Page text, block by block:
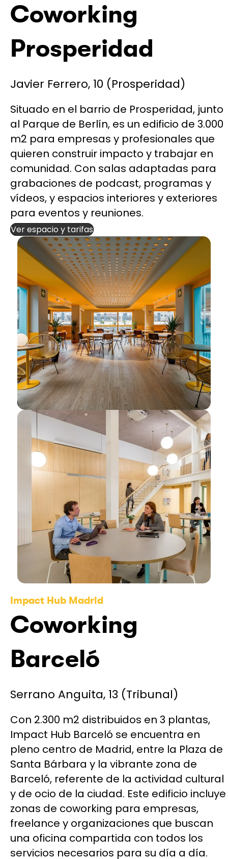
Coworking
Prosperidad
Javier Ferrero, 10 (Prosperidad)
Situado en el barrio de Prosperidad, junto
al Parque de Berlín, es un edificio de 3.000
m2 para empresas y profesionales que
quieren construir impacto y trabajar en
comunidad. Con salas adaptadas para
grabaciones de podcast, programas y
vídeos, y espacios interiores y exteriores
para eventos y reuniones.
Ver espacio y tarifas
Impact Hub Madrid
Coworking
Barceló
Serrano Anguita, 13 (Tribunal)
Con 2.300 m2 distribuidos en 3 plantas,
Impact Hub Barceló se encuentra en
pleno centro de Madrid, entre la Plaza de
Santa Bárbara y la vibrante zona de
Barceló, referente de la actividad cultural
y de ocio de la ciudad. Este edificio incluye
zonas de coworking para empresas,
freelance y organizaciones que buscan
una oficina compartida con todos los
servicios necesarios para su día a día.